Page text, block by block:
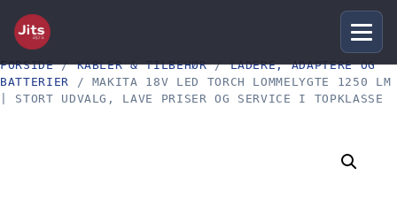
FORSIDE/KABLER & TILBEHØR/LADERE, ADAPTERE OG
BATTERIER / MAKITA 18V LED TORCH LOMMELYGTE 1250 LM
| STORT UDVALG, LAVE PRISER OG SERVICE I TOPKLASSE